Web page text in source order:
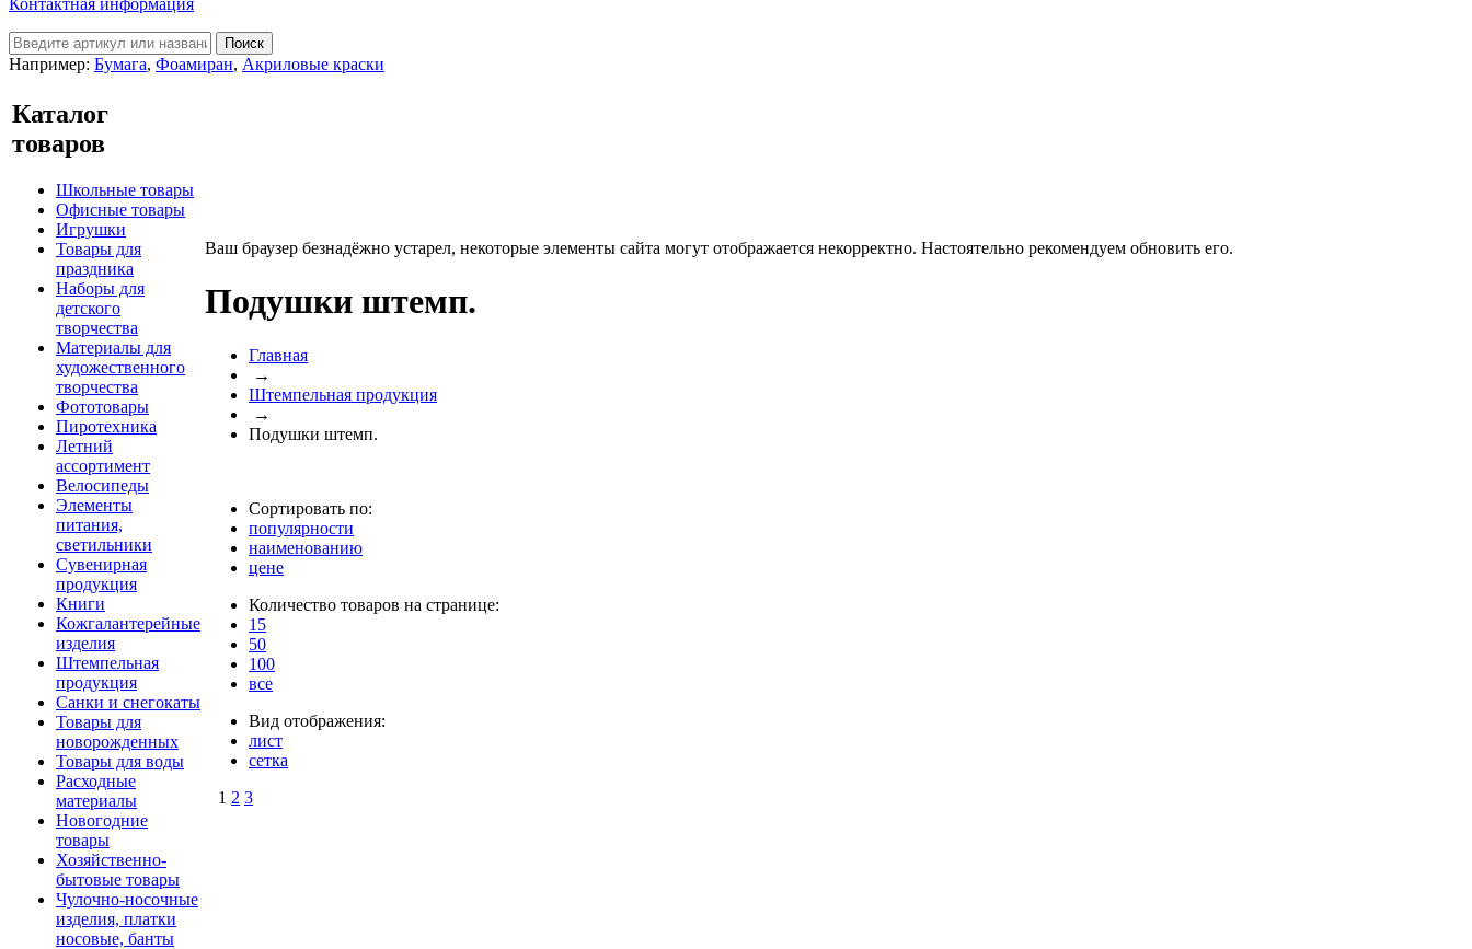
Контактная информация
Например: Бумага, Фоамиран, Акриловые краски
Каталог
товаров
Школьные товары
Офисные товары
Игрушки
Товары для
праздника
Наборы для
детского
творчества
Материалы для
художественного
творчества
Фототовары
Пиротехника
Летний
ассортимент
Велосипеды
Элементы
питания,
светильники
Сувенирная
продукция
Книги
Кожгалантерейные
изделия
Штемпельная
продукция
Санки и снегокаты
Товары для
новорожденных
Товары для воды
Расходные
материалы
Новогодние
товары
Хозяйственно-
бытовые товары
Чулочно-носочные
изделия, платки
носовые, банты
Ваш браузер безнадёжно устарел, некоторые элементы сайта могут отображается некорректно. Настоятельно рекомендуем обновить его.
Подушки штемп.
Главная
→
Штемпельная продукция
→
Подушки штемп.
Сортировать по:
популярности
наименованию
цене
Количество товаров на странице:
15
50
100
все
Вид отображения:
лист
сетка
1 2 3